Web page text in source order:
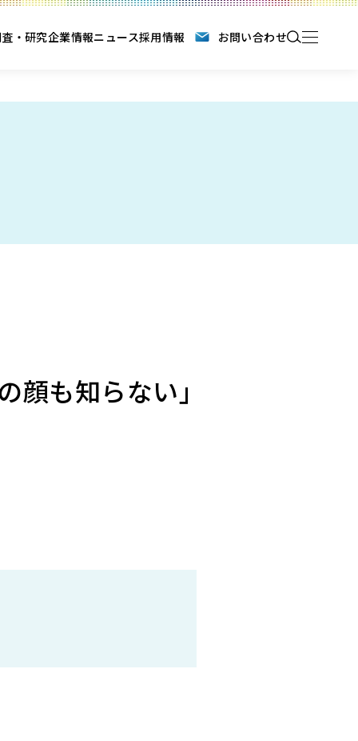
・研究企業情報ニュース採用情報 お問い合わせ
顔も知らない｣